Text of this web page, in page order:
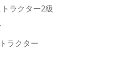
トラクター2級
ラクター